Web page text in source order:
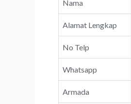
Nama
Alamat Lengkap
No Telp
Whatsapp
Armada